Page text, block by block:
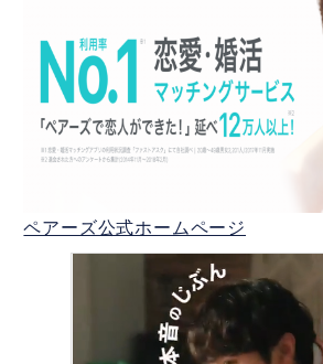
ペアーズ公式ホームページ